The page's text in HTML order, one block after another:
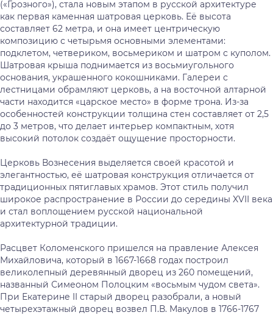
(«Грозного»), стала новым этапом в русской архитектуре
как первая каменная шатровая церковь. Её высота
составляет 62 метра, и она имеет центрическую
композицию с четырьмя основными элементами:
подклетом, четвериком, восьмериком и шатром с куполом.
Шатровая крыша поднимается из восьмиугольного
основания, украшенного кокошниками. Галереи с
лестницами обрамляют церковь, а на восточной алтарной
части находится «царское место» в форме трона. Из-за
особенностей конструкции толщина стен составляет от 2,5
до 3 метров, что делает интерьер компактным, хотя
высокий потолок создаёт ощущение просторности.
Церковь Вознесения выделяется своей красотой и
элегантностью, её шатровая конструкция отличается от
традиционных пятиглавых храмов. Этот стиль получил
широкое распространение в России до середины XVII века
и стал воплощением русской национальной
архитектурной традиции.
Расцвет Коломенского пришелся на правление Алексея
Михайловича, который в 1667-1668 годах построил
великолепный деревянный дворец из 260 помещений,
названный Симеоном Полоцким «восьмым чудом света».
При Екатерине II старый дворец разобрали, а новый
четырехэтажный дворец возвел П.В. Макулов в 1766-1767